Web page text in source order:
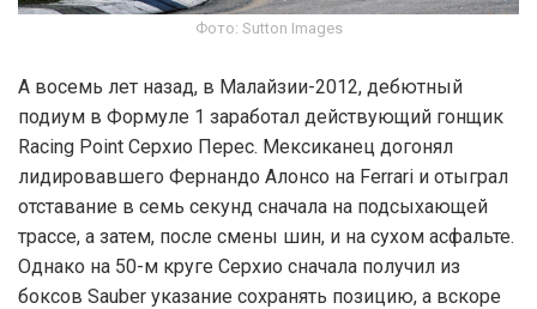
Фото: Sutton Images
А восемь лет назад, в Малайзии-2012, дебютный
подиум в Формуле 1 заработал действующий гонщик
Racing Point Серхио Перес. Мексиканец догонял
лидировавшего Фернандо Алонсо на Ferrari и отыграл
отставание в семь секунд сначала на подсыхающей
трассе, а затем, после смены шин, и на сухом асфальте.
Однако на 50-м круге Серхио сначала получил из
боксов Sauber указание сохранять позицию, а вскоре